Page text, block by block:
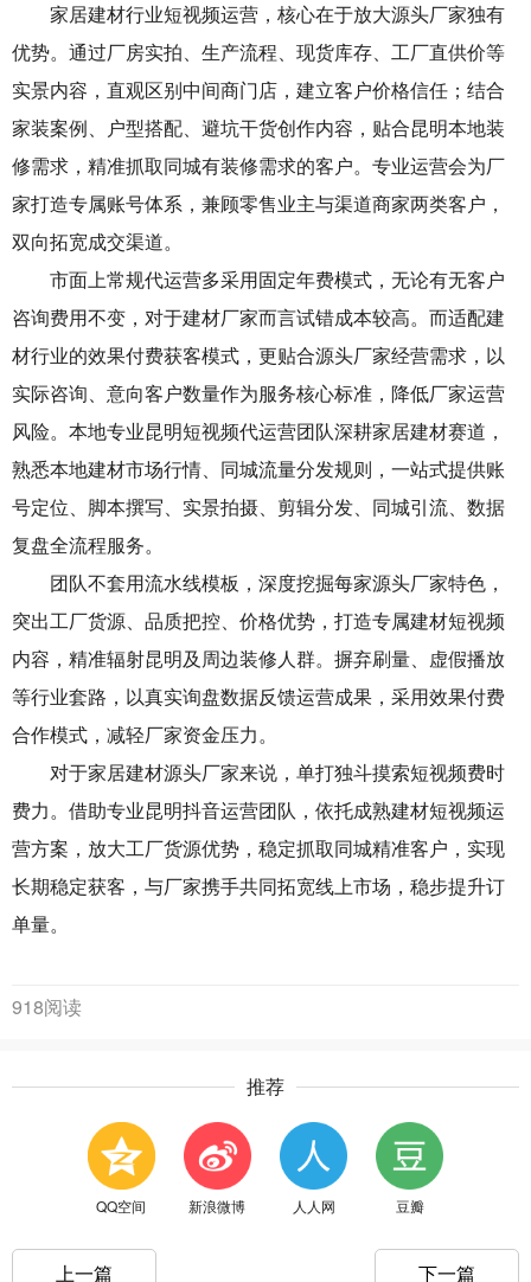
家居建材行业短视频运营，核心在于放大源头厂家独有
优势。通过厂房实拍、生产流程、现货库存、工厂直供价等
实景内容，直观区别中间商门店，建立客户价格信任；结合
家装案例、户型搭配、避坑干货创作内容，贴合昆明本地装
修需求，精准抓取同城有装修需求的客户。专业运营会为厂
家打造专属账号体系，兼顾零售业主与渠道商家两类客户，
双向拓宽成交渠道。
市面上常规代运营多采用固定年费模式，无论有无客户
咨询费用不变，对于建材厂家而言试错成本较高。而适配建
材行业的效果付费获客模式，更贴合源头厂家经营需求，以
实际咨询、意向客户数量作为服务核心标准，降低厂家运营
风险。本地专业昆明短视频代运营团队深耕家居建材赛道，
熟悉本地建材市场行情、同城流量分发规则，一站式提供账
号定位、脚本撰写、实景拍摄、剪辑分发、同城引流、数据
复盘全流程服务。
团队不套用流水线模板，深度挖掘每家源头厂家特色，
突出工厂货源、品质把控、价格优势，打造专属建材短视频
内容，精准辐射昆明及周边装修人群。摒弃刷量、虚假播放
等行业套路，以真实询盘数据反馈运营成果，采用效果付费
合作模式，减轻厂家资金压力。
对于家居建材源头厂家来说，单打独斗摸索短视频费时
费力。借助专业昆明抖音运营团队，依托成熟建材短视频运
营方案，放大工厂货源优势，稳定抓取同城精准客户，实现
长期稳定获客，与厂家携手共同拓宽线上市场，稳步提升订
单量。
918阅读
推荐
QQ空间 新浪微博 人人网 豆瓣
上一篇 下一篇